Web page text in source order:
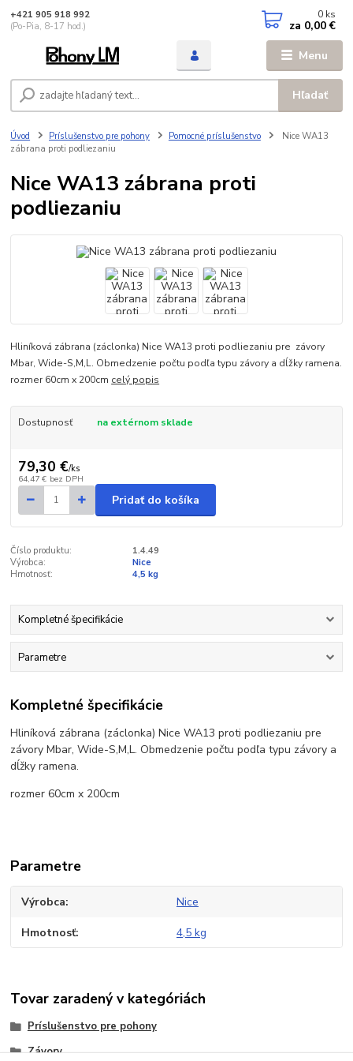
Menu
Hľadať
+421 905 918 992
(Po-Pia, 8-17 hod.)
0 ks
za 0,00 €
Úvod Príslušenstvo pre pohony Pomocné príslušenstvo
Nice WA13
zábrana proti podliezaniu
Nice WA13 zábrana proti
podliezaniu
Hliníková zábrana (záclonka) Nice WA13 proti podliezaniu pre závory
Mbar, Wide-S,M,L. Obmedzenie počtu podľa typu závory a dĺžky ramena.
rozmer 60cm x 200cm celý popis
Dostupnosť na extérnom sklade
79,30 €/ks
64,47 € bez DPH
Pridať do košíka
Číslo produktu:
1.4.49
Výrobca:
Nice
Hmotnosť:
4,5 kg
Kompletné špecifikácie
Parametre
Kompletné špecifikácie
Hliníková zábrana (záclonka) Nice WA13 proti podliezaniu pre
závory Mbar, Wide-S,M,L. Obmedzenie počtu podľa typu závory a
dĺžky ramena.
rozmer 60cm x 200cm
Parametre
Výrobca Nice
Hmotnosť 4,5 kg
Tovar zaradený v kategóriách
Príslušenstvo pre pohony
Závory